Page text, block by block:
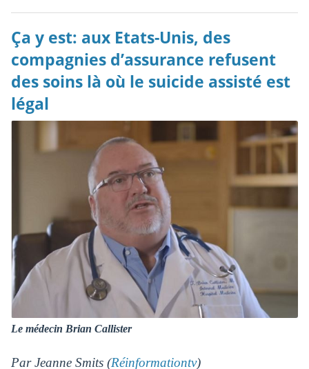
Ça y est: aux Etats-Unis, des
compagnies d’assurance refusent
des soins là où le suicide assisté est
légal
Le médecin Brian Callister
Par Jeanne Smits (Réinformationtv)